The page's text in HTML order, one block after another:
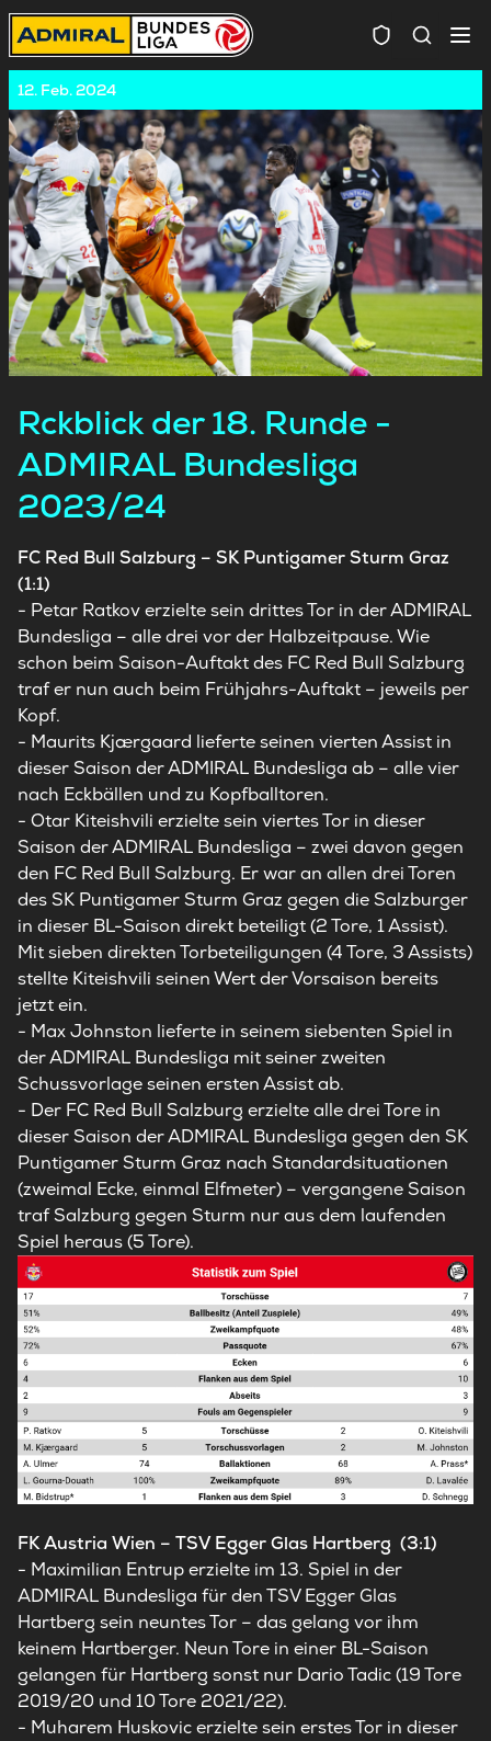
12. Feb. 2024
Rckblick der 18. Runde -
ADMIRAL Bundesliga
2023/24
FC Red Bull Salzburg – SK Puntigamer Sturm Graz
(1:1)
- Petar Ratkov erzielte sein drittes Tor in der ADMIRAL
Bundesliga – alle drei vor der Halbzeitpause. Wie
schon beim Saison-Auftakt des FC Red Bull Salzburg
traf er nun auch beim Frühjahrs-Auftakt – jeweils per
Kopf.
- Maurits Kjærgaard lieferte seinen vierten Assist in
dieser Saison der ADMIRAL Bundesliga ab – alle vier
nach Eckbällen und zu Kopfballtoren.
- Otar Kiteishvili erzielte sein viertes Tor in dieser
Saison der ADMIRAL Bundesliga – zwei davon gegen
den FC Red Bull Salzburg. Er war an allen drei Toren
des SK Puntigamer Sturm Graz gegen die Salzburger
in dieser BL-Saison direkt beteiligt (2 Tore, 1 Assist).
Mit sieben direkten Torbeteiligungen (4 Tore, 3 Assists)
stellte Kiteishvili seinen Wert der Vorsaison bereits
jetzt ein.
- Max Johnston lieferte in seinem siebenten Spiel in
der ADMIRAL Bundesliga mit seiner zweiten
Schussvorlage seinen ersten Assist ab.
- Der FC Red Bull Salzburg erzielte alle drei Tore in
dieser Saison der ADMIRAL Bundesliga gegen den SK
Puntigamer Sturm Graz nach Standardsituationen
(zweimal Ecke, einmal Elfmeter) – vergangene Saison
traf Salzburg gegen Sturm nur aus dem laufenden
Spiel heraus (5 Tore).
FK Austria Wien – TSV Egger Glas Hartberg (3:1)
- Maximilian Entrup erzielte im 13. Spiel in der
ADMIRAL Bundesliga für den TSV Egger Glas
Hartberg sein neuntes Tor – das gelang vor ihm
keinem Hartberger. Neun Tore in einer BL-Saison
gelangen für Hartberg sonst nur Dario Tadic (19 Tore
2019/20 und 10 Tore 2021/22).
- Muharem Huskovic erzielte sein erstes Tor in dieser